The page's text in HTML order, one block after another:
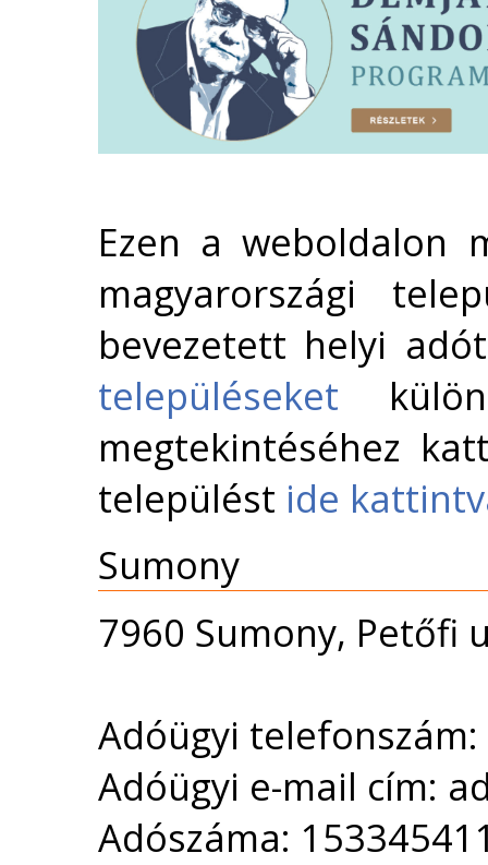
Ezen a weboldalon
magyarországi
bevezetett helyi
településeket
megtekintéséhez
települést ide
Sumony
7960 Sumony, Petőfi
Adóügyi
Adóügyi e-mail cím:
Adószáma: